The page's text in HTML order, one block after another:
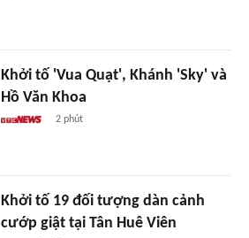
Khởi tố 'Vua Quạt', Khánh 'Sky' và
Hồ Văn Khoa
2 phút
Khởi tố 19 đối tượng dàn cảnh
cướp giật tại Tân Huê Viên